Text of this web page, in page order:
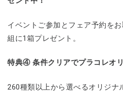
イベントご参加とフェア予約を
組に1箱プレゼント。
特典④ 条件クリアでプラコレオ
260種類以上から選べるオリジナ